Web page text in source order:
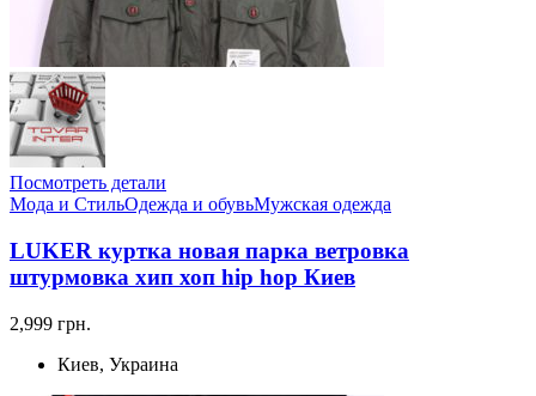
Посмотреть детали
Мода и СтильОдежда и обувьМужская одежда
LUKER куртка новая парка ветровка
штурмовка хип хоп hip hop Киев
2,999 грн.
Киев, Украина